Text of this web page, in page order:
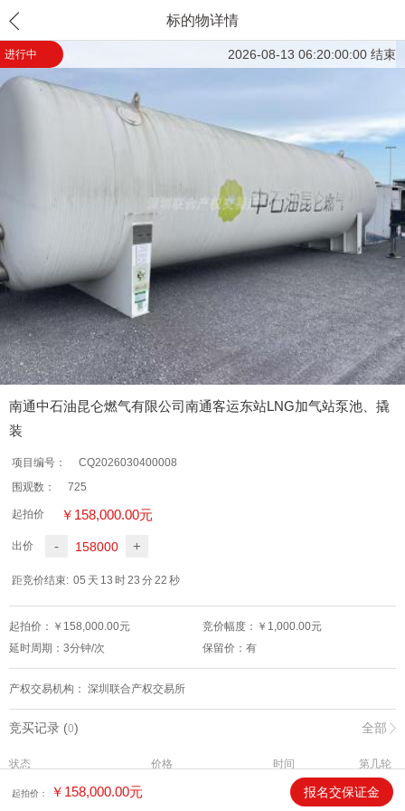
标的物详情
进行中 2026-08-13 06:20:00:00 结束
南通中石油昆仑燃气有限公司南通客运东站LNG加气站泵池、撬
装
项目编号：
CQ2026030400008
围观数：
725
起拍价 ￥ 158,000.00元
出价 - 158000 +
距竞价结束: 05 天 13 时23 分22 秒
起拍价：￥ 158,000.00元 竞价幅度：￥ 1,000.00元
延时周期： 3分钟/次 保留价： 有
产权交易机构： 深圳联合产权交易所
竞买记录 (0) 全部
状态 价格 时间 第几轮
起拍价： ￥ 158,000.00元 报名交保证金